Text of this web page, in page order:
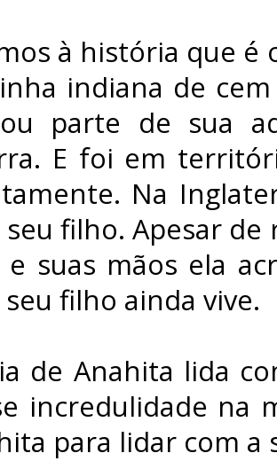
à história que
indiana de
parte de sua
E foi em
Na
filho. Apesar
e suas mãos ela
filho ainda vive.
de Anahita lida
incredulidade na
para lidar com a